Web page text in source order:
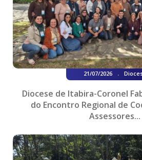
21/07/2026 .
Diocese de Itabira-Coronel
do Encontro Regional de
Assessores...